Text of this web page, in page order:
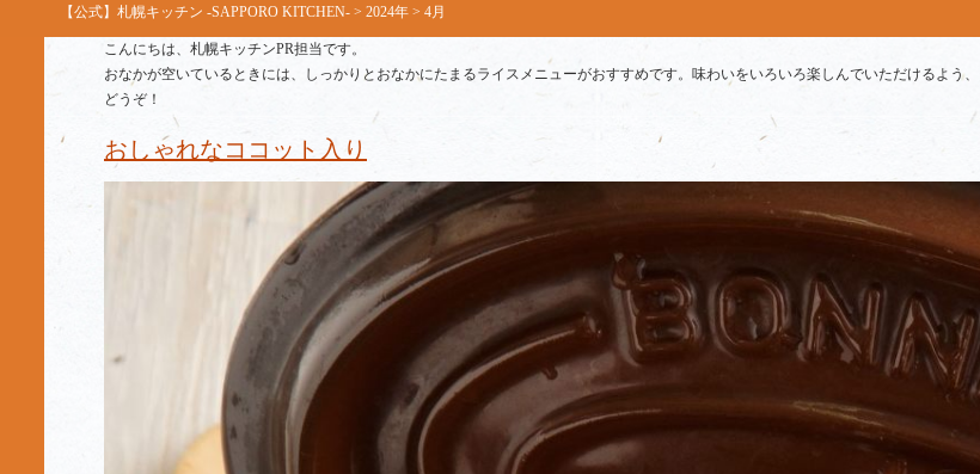
【公式】札幌キッチン ‐SAPPORO KITCHEN‐ > 2024年 > 4月
こんにちは、札幌キッチンPR担当です。
おなかが空いているときには、しっかりとおなかにたまるライスメニューがおすすめです。味わいをいろいろ楽しんでいただけるよ
どうぞ！
おしゃれなココット入り